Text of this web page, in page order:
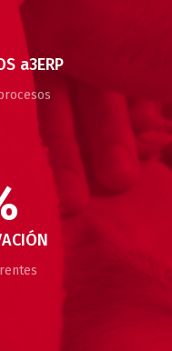
a3ERP